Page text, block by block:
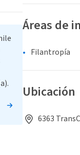
Áreas de
Filantropía
Ubicación
6363